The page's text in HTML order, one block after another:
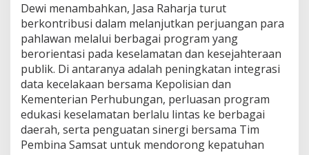
Dewi menambahkan, Jasa Raharja turut
berkontribusi dalam melanjutkan perjuangan para
pahlawan melalui berbagai program yang
berorientasi pada keselamatan dan kesejahteraan
publik. Di antaranya adalah peningkatan integrasi
data kecelakaan bersama Kepolisian dan
Kementerian Perhubungan, perluasan program
edukasi keselamatan berlalu lintas ke berbagai
daerah, serta penguatan sinergi bersama Tim
Pembina Samsat untuk mendorong kepatuhan